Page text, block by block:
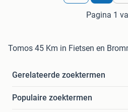
Pagina 1
Tomos 45 Km in Fietsen en
Gerelateerde zoektermen
Populaire zoektermen